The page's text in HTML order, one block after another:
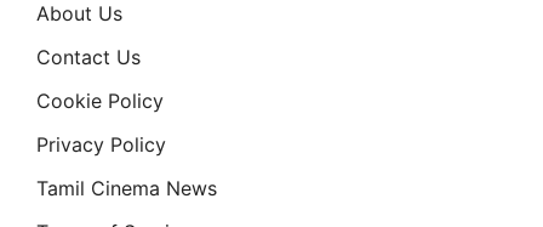
About Us
Contact Us
Cookie Policy
Privacy Policy
Tamil Cinema News